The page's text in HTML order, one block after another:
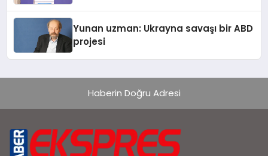
Yunan uzman: Ukrayna savaşı bir ABD
projesi
Haberin Doğru Adresi